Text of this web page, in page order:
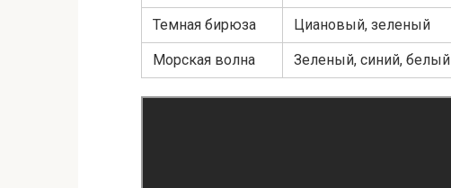
Темная бирюза Циановый, зеленый
Морская волна Зеленый, синий, белый